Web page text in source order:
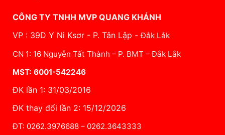
CÔNG TY TNHH MVP QUANG KHÁNH
VP : 39D Y Ni Ksơr - P. Tân Lập -Đắk Lắk
CN 1: 16 Nguyễn Tất Thành – P. BMT – Đắk Lắk
MST: 6001-542246
ĐK lần 1: 31/03/2016
ĐK thay đổi lần 2: 15/12/2026
ĐT: 0262.3976688 – 0262.3643333